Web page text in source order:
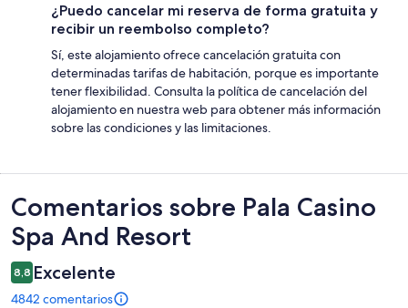
¿Puedo cancelar mi reserva de forma gratuita y
recibir un reembolso completo?
Sí, este alojamiento ofrece cancelación gratuita con
determinadas tarifas de habitación, porque es importante
tener flexibilidad. Consulta la política de cancelación del
alojamiento en nuestra web para obtener más información
sobre las condiciones y las limitaciones.
Comentarios
Comentarios sobre Pala Casino
Spa And Resort
8,8 Excelente
4842 comentarios